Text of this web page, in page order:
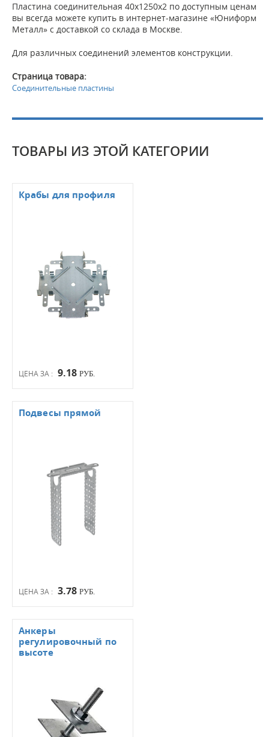
Пластина соединительная 40х1250х2 по доступным ценам
вы всегда можете купить в интернет-магазине «Юниформ
Металл» с доставкой со склада в Москве.
Для различных соединений элементов конструкции.
Страница товара:
Соединительные пластины
ТОВАРЫ ИЗ ЭТОЙ КАТЕГОРИИ
ЦЕНА ЗА : 9.18 РУБ.
Крабы для профиля
ЦЕНА ЗА : 3.78 РУБ.
Подвесы прямой
Анкеры
регулировочный по
высоте